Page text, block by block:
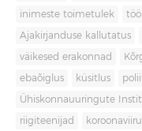
inimeste toimetulek töö
Ajakirjanduse kallutatus
väikesed erakonnad
ebaõiglus küsitlus
Ühiskonnauuringute
riigiteenijad